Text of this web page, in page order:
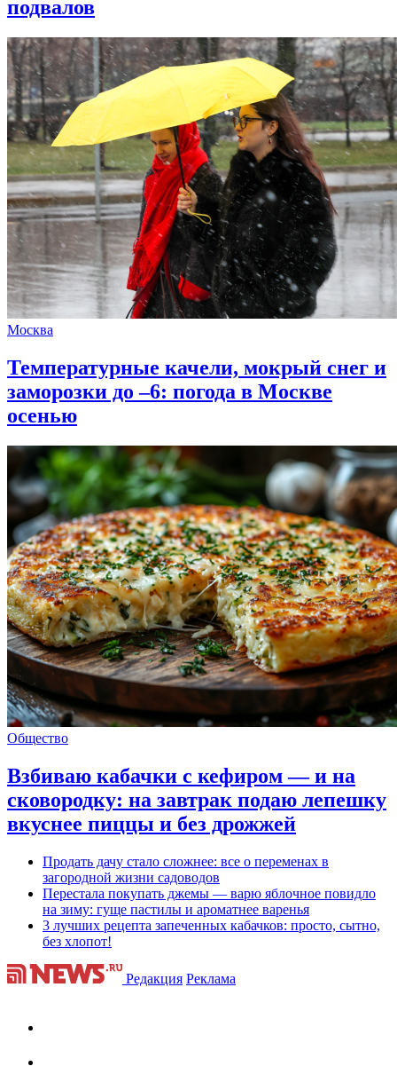
подвалов
Москва
Температурные качели, мокрый снег и
заморозки до –6: погода в Москве
осенью
Общество
Взбиваю кабачки с кефиром — и на
сковородку: на завтрак подаю лепешку
вкуснее пиццы и без дрожжей
Продать дачу стало сложнее: все о переменах в
загородной жизни садоводов
Перестала покупать джемы — варю яблочное повидло
на зиму: гуще пастилы и ароматнее варенья
3 лучших рецепта запеченных кабачков: просто, сытно,
без хлопот!
Редакция Реклама